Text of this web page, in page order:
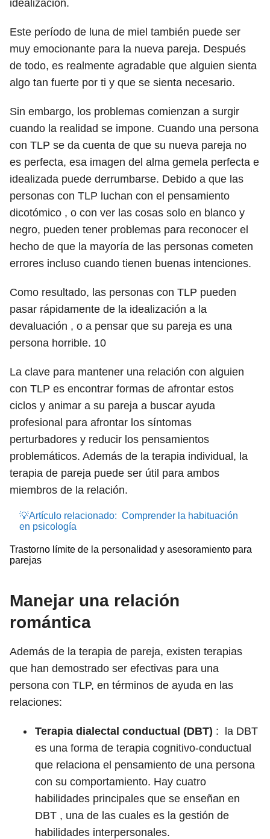
idealización.
Este período de luna de miel también puede ser
muy emocionante para la nueva pareja. Después
de todo, es realmente agradable que alguien sienta
algo tan fuerte por ti y que se sienta necesario.
Sin embargo, los problemas comienzan a surgir
cuando la realidad se impone. Cuando una persona
con TLP se da cuenta de que su nueva pareja no
es perfecta, esa imagen del alma gemela perfecta e
idealizada puede derrumbarse. Debido a que las
personas con TLP luchan con el pensamiento
dicotómico , o con ver las cosas solo en blanco y
negro, pueden tener problemas para reconocer el
hecho de que la mayoría de las personas cometen
errores incluso cuando tienen buenas intenciones.
Como resultado, las personas con TLP pueden
pasar rápidamente de la idealización a la
devaluación , o a pensar que su pareja es una
persona horrible. 10
La clave para mantener una relación con alguien
con TLP es encontrar formas de afrontar estos
ciclos y animar a su pareja a buscar ayuda
profesional para afrontar los síntomas
perturbadores y reducir los pensamientos
problemáticos. Además de la terapia individual, la
terapia de pareja puede ser útil para ambos
miembros de la relación.
💡Artículo relacionado: Comprender la habituación
en psicología
Trastorno límite de la personalidad y asesoramiento para
parejas
Manejar una relación
romántica
Además de la terapia de pareja, existen terapias
que han demostrado ser efectivas para una
persona con TLP, en términos de ayuda en las
relaciones:
Terapia dialectal conductual (DBT) :
la DBT
es una forma de terapia cognitivo-conductual
que relaciona el pensamiento de una persona
con su comportamiento. Hay cuatro
habilidades principales que se enseñan en
DBT , una de las cuales es la gestión de
habilidades interpersonales.